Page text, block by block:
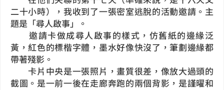
二十小時），我收到了一張密室逃脫的活動邀請。主
題是「尋人啟事」。
邀請卡做成尋人啟事的樣式，仿舊紙的邊緣泛
黃，紅色的標楷字體，墨水好像快沒了，筆劃邊緣都
帶著殘影。
卡片中央是一張照片，畫質很差，像放大過頭的
截圖。是一前一後在走廊奔跑的兩個背影，是謹曜和